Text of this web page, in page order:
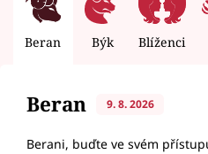
Beran Býk Blíženci
Beran 9. 8. 2026
Berani, buďte ve svém